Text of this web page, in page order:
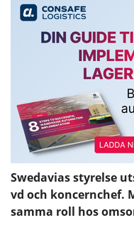
Swedavias styrelse
vd och koncernchef.
samma roll hos